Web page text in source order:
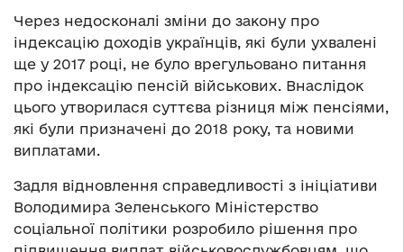
Через недосконалі зміни до закону про
індексацію доходів українців, які були ухвалені
ще у 2017 році, не було врегульовано питання
про індексацію пенсій військових. Внаслідок
цього утворилася суттєва різниця між пенсіями,
які були призначені до 2018 року, та новими
виплатами.
Задля відновлення справедливості з ініціативи
Володимира Зеленського Міністерство
соціальної політики розробило рішення про